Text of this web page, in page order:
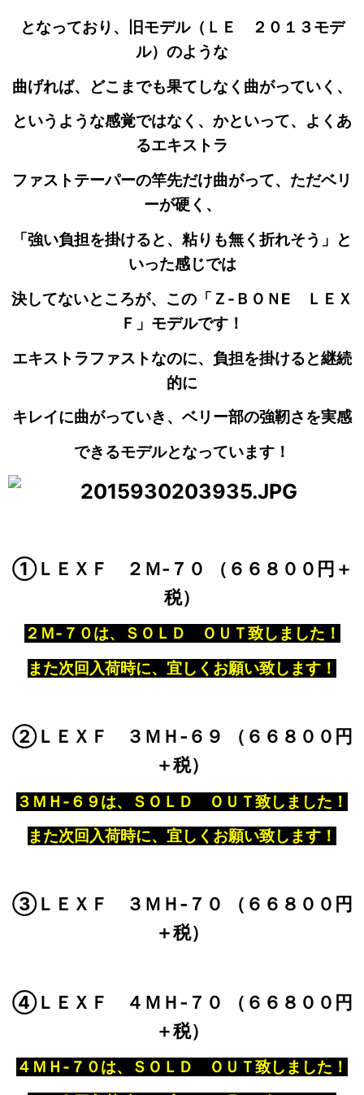
となっており、旧モデル（ＬＥ ２０１３モデ
ル）のような
曲げれば、どこまでも果てしなく曲がっていく、
というような感覚ではなく、かといって、よくあ
るエキストラ
ファストテーパーの竿先だけ曲がって、ただベリ
ーが硬く、
「強い負担を掛けると、粘りも無く折れそう」と
いった感じでは
決してないところが、この「Ｚ‐ＢＯＮE ＬＥＸ
Ｆ」モデルです！
エキストラファストなのに、負担を掛けると継続
的に
キレイに曲がっていき、ベリー部の強靭さを実感
できるモデルとなっています！
①ＬＥＸＦ ２Ｍ‐７０ （６６８００円＋
税）
２Ｍ‐７０は、ＳＯＬＤ ＯＵＴ致しました！
また次回入荷時に、宜しくお願い致します！
②ＬＥＸＦ ３ＭＨ‐６９ （６６８００円
＋税）
３ＭＨ‐６９は、ＳＯＬＤ ＯＵＴ致しました！
また次回入荷時に、宜しくお願い致します！
③ＬＥＸＦ ３ＭＨ‐７０ （６６８００円
＋税）
④ＬＥＸＦ ４ＭＨ‐７０ （６６８００円
＋税）
４ＭＨ‐７０は、ＳＯＬＤ ＯＵＴ致しました！